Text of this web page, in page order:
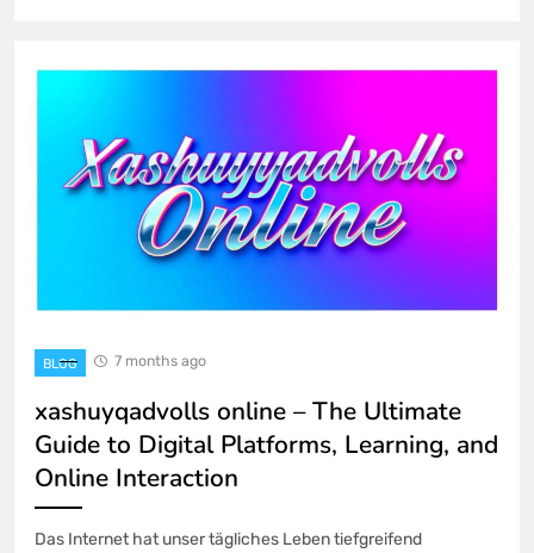
BLOG 7 months ago
xashuyqadvolls online – The Ultimate
Guide to Digital Platforms, Learning, and
Online Interaction
Das Internet hat unser tägliches Leben tiefgreifend